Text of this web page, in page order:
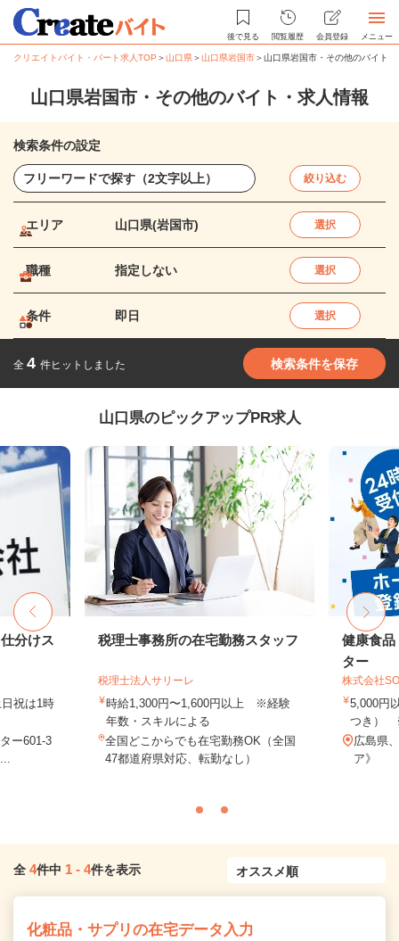
後で見る 閲覧履歴 会員登録 メニュー
クリエイトバイト・パート求人TOP ＞山口県＞山口県岩国市＞山口県岩国市・その他のバイト
山口県岩国市・その他のバイト・求人情報
検索条件の設定
絞り込む
エリア 山口県(岩国市) 選択
職種 指定しない 選択
条件 即日 選択
全 4 件ヒットしました 検索条件を保存
山口県のピックアップPR求人
分けス
祝は1時
ー601-3
税理士事務所の在宅勤務スタッフ
税理士法人サリーレ
時給1,300円〜1,600円以上 ※経験
年数・スキルによる
全国どこからでも在宅勤務OK（全国
47都道府県対応、転勤なし）
健康食品
ター
株式会社
5,000円
つき）
広島県
ア》
全 4件中 1 - 4件を表示
化粧品・サプリの在宅データ入力